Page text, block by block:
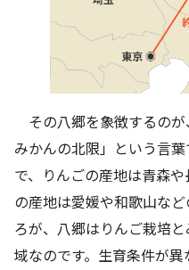
その八郷を象徴するのが
みかんの北限」という言
で、りんごの産地は青森
の産地は愛媛や和歌山な
ろが、八郷はりんご栽培
域なのです。生育条件が